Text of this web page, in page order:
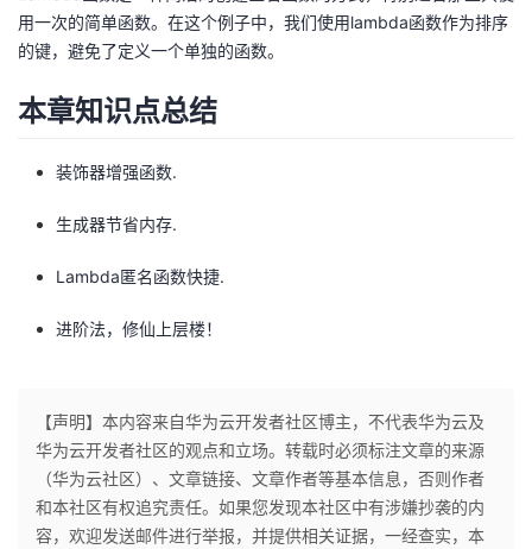
用一次的简单函数。在这个例子中，我们使用lambda函数作为排序
的键，避免了定义一个单独的函数。
本章知识点总结
装饰器增强函数.
生成器节省内存.
Lambda匿名函数快捷.
进阶法，修仙上层楼！
【声明】本内容来自华为云开发者社区博主，不代表华为云及
华为云开发者社区的观点和立场。转载时必须标注文章的来源
（华为云社区）、文章链接、文章作者等基本信息，否则作者
和本社区有权追究责任。如果您发现本社区中有涉嫌抄袭的内
容，欢迎发送邮件进行举报，并提供相关证据，一经查实，本